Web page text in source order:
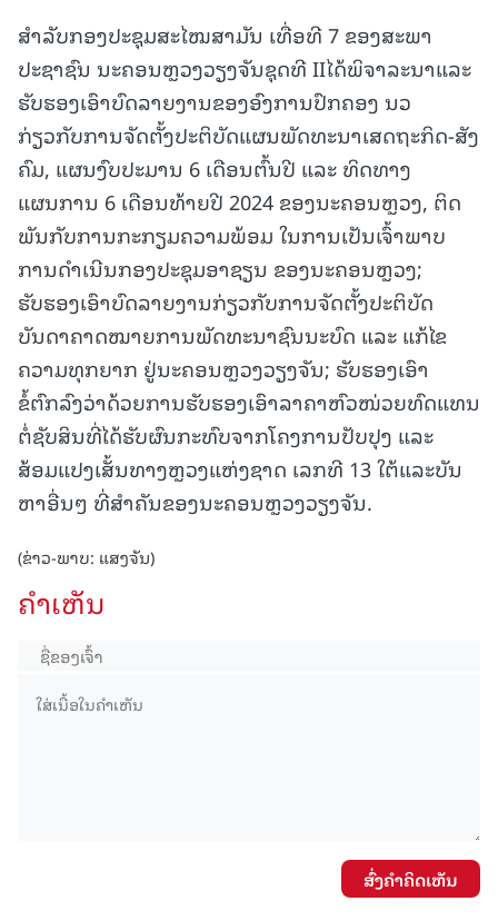
ສໍາລັບກອງປະຊຸມສະໄໝສາມັນ ເທື່ອທີ 7 ຂອງສະພາ
ປະຊາຊົນ ນະຄອນຫຼວງວຽງຈັນຊຸດທີ IIໄດ້ພິຈາລະນາແລະ
ຮັບຮອງເອົາບົດລາຍງານຂອງອົງການປົກຄອງ ນວ
ກ່ຽວກັບການຈັດຕັ້ງປະຕິບັດແຜນພັດທະນາເສດຖະກິດ-ສັງ
ຄົມ, ແຜນງົບປະມານ 6 ເດືອນຕົ້ນປີ ແລະ ທິດທາງ
ແຜນການ 6 ເດືອນທ້າຍປີ 2024 ຂອງນະຄອນຫຼວງ, ຕິດ
ພັນກັບການກະກຽມຄວາມພ້ອມ ໃນການເປັນເຈົ້າພາບ
ການດໍາເນີນກອງປະຊຸມອາຊຽນ ຂອງນະຄອນຫຼວງ;
ຮັບຮອງເອົາບົດລາຍງານກ່ຽວກັບການຈັດຕັ້ງປະຕິບັດ
ບັນດາຄາດໝາຍການພັດທະນາຊົນນະບົດ ແລະ ແກ້ໄຂ
ຄວາມທຸກຍາກ ຢູ່ນະຄອນຫຼວງວຽງຈັນ; ຮັບຮອງເອົາ
ຂໍ້ຕົກລົງວ່າດ້ວຍການຮັບຮອງເອົາລາຄາຫົວໜ່ວຍທົດແທນ
ຕໍ່ຊັບສິນທີ່ໄດ້ຮັບຜົນກະທົບຈາກໂຄງການປັບປຸງ ແລະ
ສ້ອມແປງເສັ້ນທາງຫຼວງແຫ່ງຊາດ ເລກທີ 13 ໃຕ້ແລະບັນ
ຫາອື່ນໆ ທີ່ສຳຄັນຂອງນະຄອນຫຼວງວຽງຈັນ.
(ຂ່າວ-ພາບ: ແສງຈັນ)
ຄໍາເຫັນ
ສົ່ງຄໍາຄິດເຫັນ